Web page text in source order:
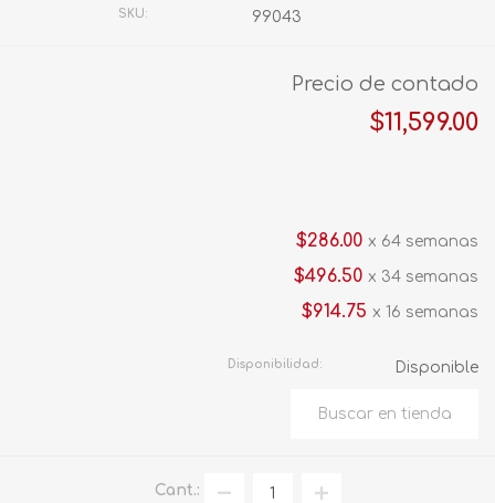
SKU: 99043
Precio de contado
$11,599.00
$286.00 x 64 semanas
$496.50 x 34 semanas
$914.75 x 16 semanas
Disponibilidad: Disponible
Cant.: